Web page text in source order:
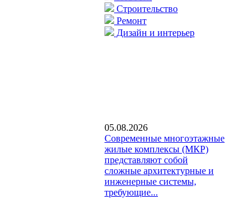
Строительство
Ремонт
Дизайн и интерьер
05.08.2026
Современные многоэтажные
жилые комплексы (МКР)
представляют собой
сложные архитектурные и
инженерные системы,
требующие...